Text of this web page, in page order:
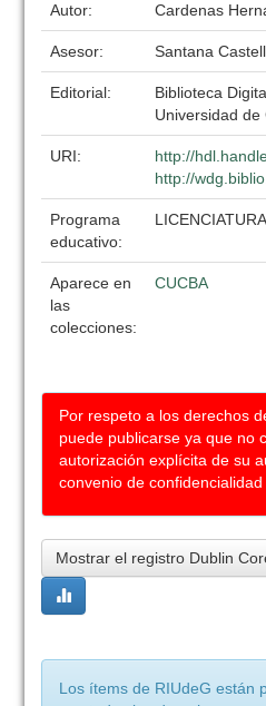
Autor: Cardenas
Asesor: Santana
Editorial:
Biblioteca
Universidad de
URI:
http://
http://
Programa
educativo:
Aparece en
las
colecciones:
CUCBA
Por respeto a los derechos
puede publicarse ya que no
autorización explícita de su
convenio de confidencialidad
Mostrar el registro Dublin
Los ítems de RIUdeG están